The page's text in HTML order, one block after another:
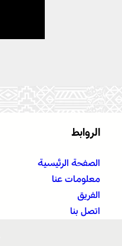
الروابط
الصفحة الرئيسية
معلومات عنا
الفريق
اتصل بنا